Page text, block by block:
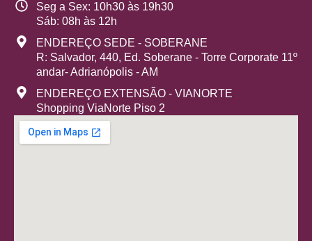
Seg a Sex: 10h30 às 19h30
Sáb: 08h às 12h
ENDEREÇO SEDE - SOBERANE
R: Salvador, 440, Ed. Soberane - Torre Corporate 11º
andar- Adrianópolis - AM
ENDEREÇO EXTENSÃO - VIANORTE
Shopping ViaNorte Piso 2